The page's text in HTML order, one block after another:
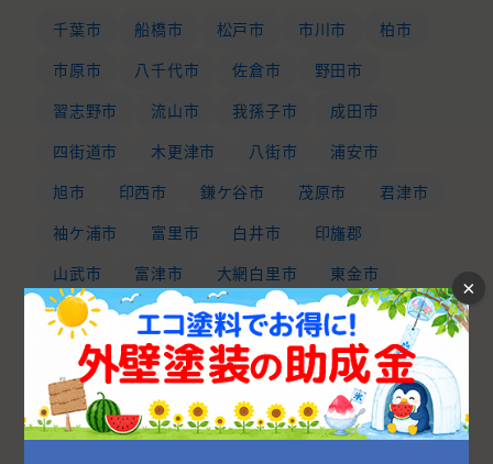
千葉市 船橋市 松戸市 市川市
柏市
市原市
八千代市 佐倉市
野田市
習志野市
流山市 我孫子市
成田市
四街道市
木更津市 八街市
浦安市
旭市
印西市 鎌ケ谷市 茂原市
君津市
袖ケ浦市
富里市 白井市
印旛郡
山武市
富津市 大網白里市
東金市
山武郡
いすみ市 長生郡
香取市
銚子市
鴨川市 館山市 匝瑳市
香取郡
勝浦市
南房総市 夷隅郡 安房郡
×